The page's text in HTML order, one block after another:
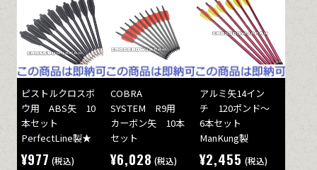
ピストルクロスボ
ウ用 ABS矢 10
本セット
PerfectLine製★
¥977 (税込)
COBRA
SYSTEM R9用
カーボン矢 10本
セット
¥6,028 (税込)
アルミ矢14イン
チ 120ポンド～
6本セット
ManKung製
¥2,455 (税込)